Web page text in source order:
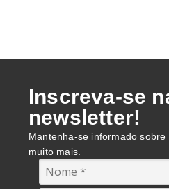
Inscreva-se
newsletter!
Mantenha-se informado
muito mais.